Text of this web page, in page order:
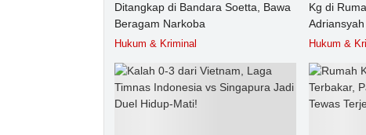
Ditangkap di Bandara Soetta, Bawa
Beragam Narkoba
Hukum & Kriminal
Kg di
Adriansyah
Hukum &